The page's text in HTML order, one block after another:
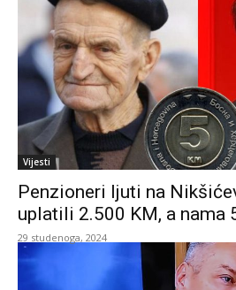
Vijesti
Penzioneri ljuti na
uplatili 2.500 KM, a nama
29 studenoga, 2024